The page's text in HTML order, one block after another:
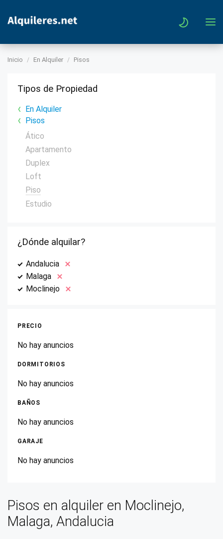
Inicio En Alquiler Pisos
Tipos de Propiedad
En Alquiler
Pisos
Ático
Apartamento
Duplex
Loft
Piso
Estudio
¿Dónde alquilar?
Andalucia
Malaga
Moclinejo
PRECIO
No hay anuncios
DORMITORIOS
No hay anuncios
BAÑOS
No hay anuncios
GARAJE
No hay anuncios
Pisos en alquiler en Moclinejo,
Malaga, Andalucia